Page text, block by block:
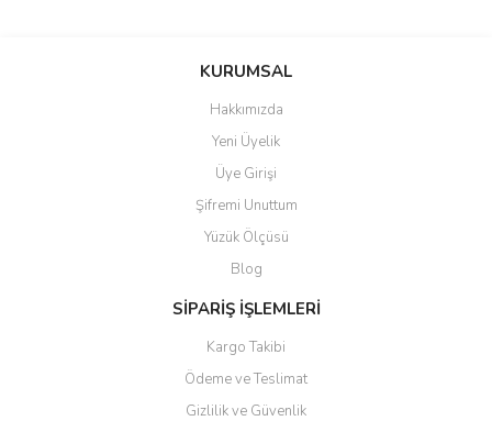
Bu ürüne ilk yorumu siz yapın!
Yorum Yaz
Ürün resmi kalitesiz, bozuk veya görüntülenemiyor.
Ürün açıklamasında eksik bilgiler bulunuyor.
Ürün bilgilerinde hatalar bulunuyor.
Ürün fiyatı diğer sitelerden daha pahalı.
Bu ürüne benzer farklı alternatifler olmalı.
Gönder
KURUMSAL
Hakkımızda
Yeni Üyelik
Üye Girişi
Şifremi Unuttum
Yüzük Ölçüsü
Blog
SİPARİŞ İŞLEMLERİ
Kargo Takibi
Ödeme ve Teslimat
Gizlilik ve Güvenlik